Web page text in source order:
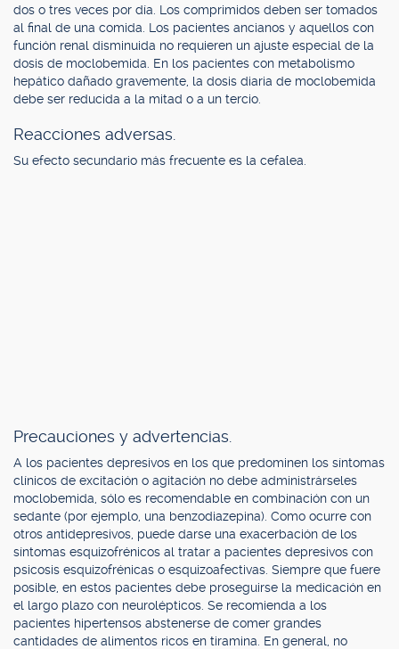
dos o tres veces por día. Los comprimidos deben ser tomados
al final de una comida. Los pacientes ancianos y aquellos con
función renal disminuida no requieren un ajuste especial de la
dosis de moclobemida. En los pacientes con metabolismo
hepático dañado gravemente, la dosis diaria de moclobemida
debe ser reducida a la mitad o a un tercio.
Reacciones adversas.
Su efecto secundario más frecuente es la cefalea.
Precauciones y advertencias.
A los pacientes depresivos en los que predominen los síntomas
clínicos de excitación o agitación no debe administrárseles
moclobemida, sólo es recomendable en combinación con un
sedante (por ejemplo, una benzodiazepina). Como ocurre con
otros antidepresivos, puede darse una exacerbación de los
síntomas esquizofrénicos al tratar a pacientes depresivos con
psicosis esquizofrénicas o esquizoafectivas. Siempre que fuere
posible, en estos pacientes debe proseguirse la medicación en
el largo plazo con neurolépticos. Se recomienda a los
pacientes hipertensos abstenerse de comer grandes
cantidades de alimentos ricos en tiramina. En general, no